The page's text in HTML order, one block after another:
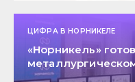
ЦИФРА В НОРНИКЕЛЕ
«Норникель»